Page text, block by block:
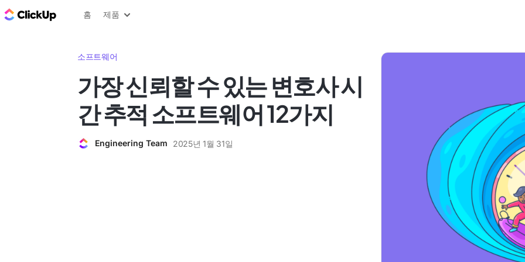
ClickUp 블로그
홈 제품
소프트웨어
가장 신뢰할 수 있는 변호사 시
간 추적 소프트웨어 12가지
Engineering Team 2025년 1월 31일